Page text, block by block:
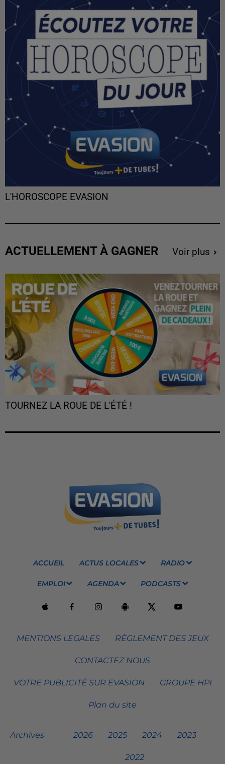
L'HOROSCOPE EVASION
ACTUELLEMENT À GAGNER Voir plus
TOURNEZ LA ROUE DE L'ÉTÉ !
ACCUEIL ACTUS LOCALES RADIO
EMPLOI AGENDA PODCASTS
MENTIONS LEGALES RÈGLEMENT DES JEUX
CONTACTEZ NOUS
VOTRE PUBLICITÉ SUR EVASION GROUPE HPI
Plan du site
Archives 2026 2025 2024 2023
2022